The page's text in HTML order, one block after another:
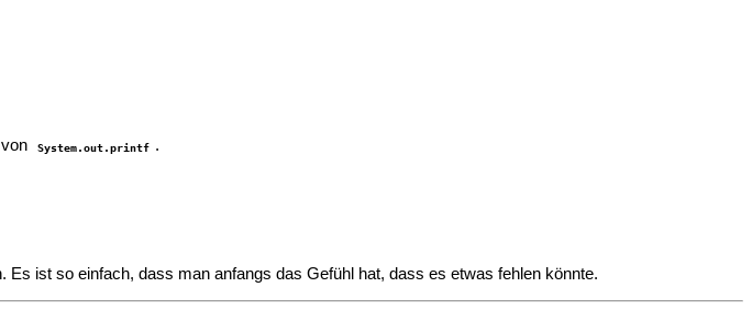
System.out.printf .
ist so einfach, dass man anfangs das Gefühl hat, dass es etwas fehlen könnte.